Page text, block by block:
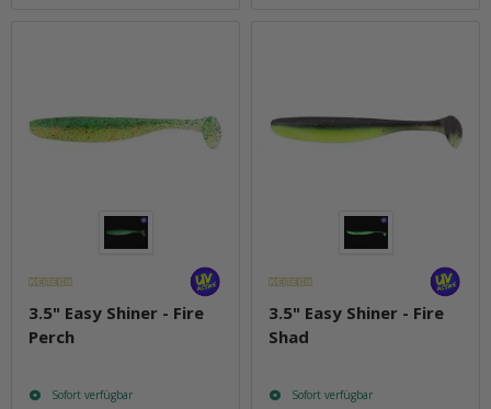
3.5" Easy Shiner - Fire
Perch
Sofort verfügbar
3.5" Easy Shiner - Fire
Shad
Sofort verfügbar